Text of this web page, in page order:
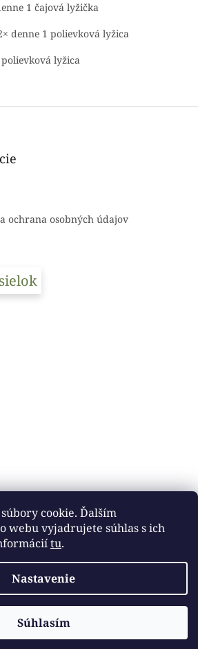
cookie. Ďalším
webu vyjadrujete súhlas s ich
tu.
Nastavenie
Súhlasím
1 čajová lyžička
denne 1 polievková lyžica
lyžica
ochrana osobných údajov
Vytvoril Shoptet
. Všetky práva vyhradené.